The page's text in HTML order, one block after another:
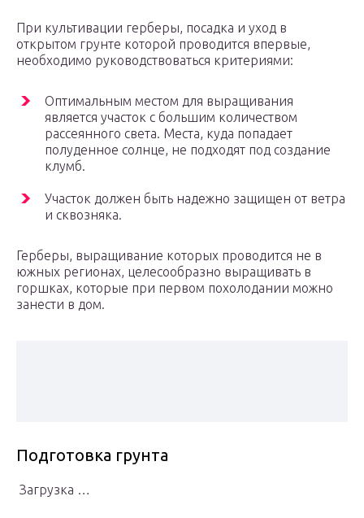
При культивации герберы, посадка и уход в
открытом грунте которой проводится впервые,
необходимо руководствоваться критериями:
Оптимальным местом для выращивания
является участок с большим количеством
рассеянного света. Места, куда попадает
полуденное солнце, не подходят под создание
клумб.
Участок должен быть надежно защищен от ветра
и сквозняка.
Герберы, выращивание которых проводится не в
южных регионах, целесообразно выращивать в
горшках, которые при первом похолодании можно
занести в дом.
Подготовка грунта
Загрузка …